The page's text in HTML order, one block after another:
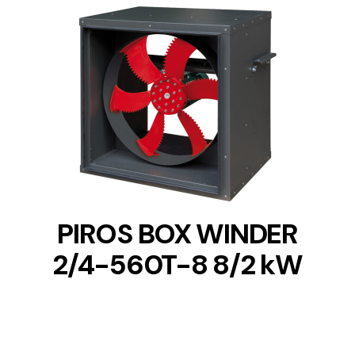
DETAILS
PIROS BOX WINDER
2/4-560T-8 8/2 kW